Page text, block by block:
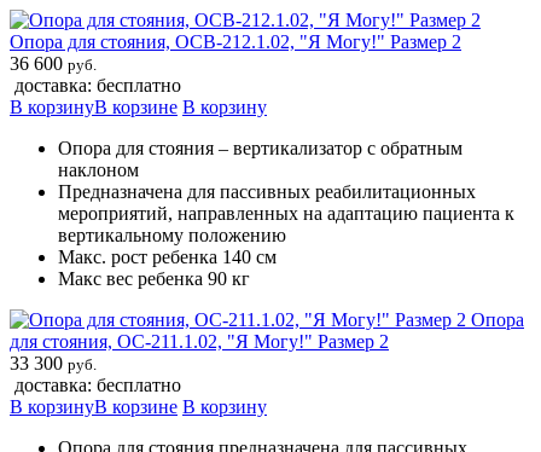
Опора для стояния, ОСВ-212.1.02, "Я Могу!" Размер 2
36 600 руб.
доставка: бесплатно
В корзинуВ корзине В корзину
Опора для стояния – вертикализатор с обратным
наклоном
Предназначена для пассивных реабилитационных
мероприятий, направленных на адаптацию пациента к
вертикальному положению
Макс. рост ребенка 140 см
Макс вес ребенка 90 кг
Опора
для стояния, ОС-211.1.02, "Я Могу!" Размер 2
33 300 руб.
доставка: бесплатно
В корзинуВ корзине В корзину
Опора для стояния предназначена для пассивных